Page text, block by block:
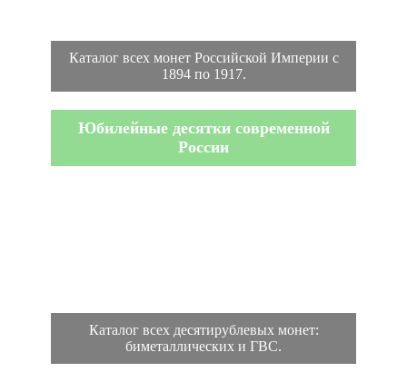
Каталог всех монет Российской Империи с
1894 по 1917.
Юбилейные десятки современной
России
Каталог всех десятирублевых монет:
биметаллических и ГВС.